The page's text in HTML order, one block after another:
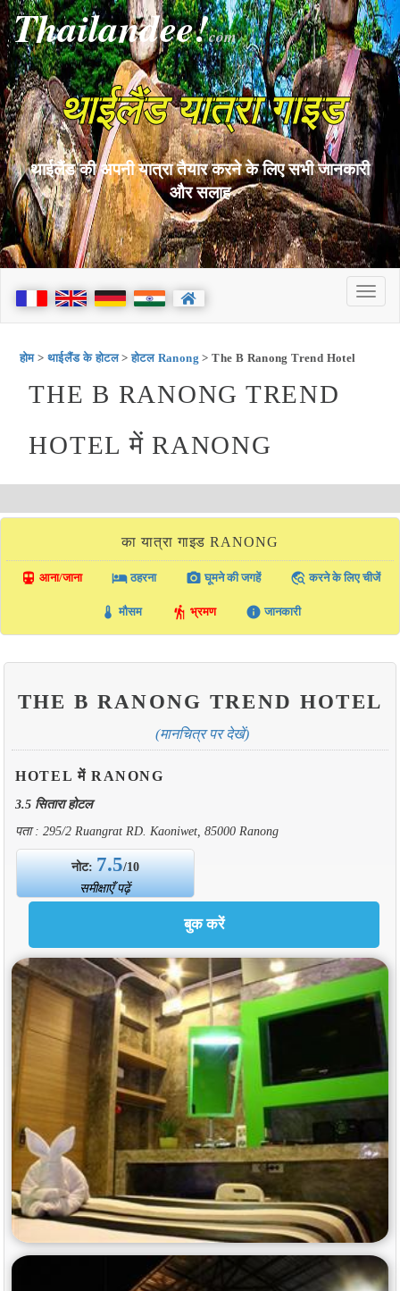
Thailandee!com
थाईलैंड यात्रा गाइड
थाईलैंड की अपनी यात्रा तैयार करने के लिए सभी जानकारी
और सलाह
होम>थाईलैंड के होटल>होटल Ranong > The B Ranong Trend Hotel
THE B RANONG TREND
HOTEL में RANONG
का यात्रा गाइड RANONG
directions_transit आना/जाना local_hotelठहरना photo_camera घूमने की जगहें travel_explore करने के लिए चीजें
thermostat मौसम hiking भ्रमण info जानकारी
THE B RANONG TREND HOTEL
(मानचित्र पर देखें)
HOTEL में RANONG
3.5 सितारा होटल
पता : 295/2 Ruangrat RD. Kaoniwet, 85000 Ranong
नोट: 7.5/10
समीक्षाएँ पढ़ें